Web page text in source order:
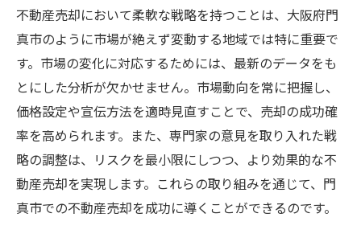
不動産売却において柔軟な戦略を持つことは、大阪府門
真市のように市場が絶えず変動する地域では特に重要で
す。市場の変化に対応するためには、最新のデータをも
とにした分析が欠かせません。市場動向を常に把握し、
価格設定や宣伝方法を適時見直すことで、売却の成功確
率を高められます。また、専門家の意見を取り入れた戦
略の調整は、リスクを最小限にしつつ、より効果的な不
動産売却を実現します。これらの取り組みを通じて、門
真市での不動産売却を成功に導くことができるのです。